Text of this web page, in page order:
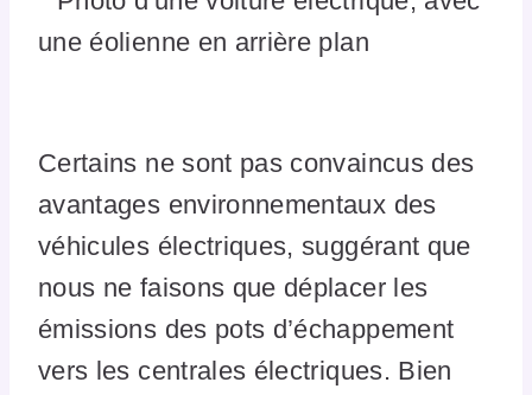
Certains ne sont pas convaincus des
avantages environnementaux des
véhicules électriques, suggérant que
nous ne faisons que déplacer les
émissions des pots d’échappement
vers les centrales électriques. Bien